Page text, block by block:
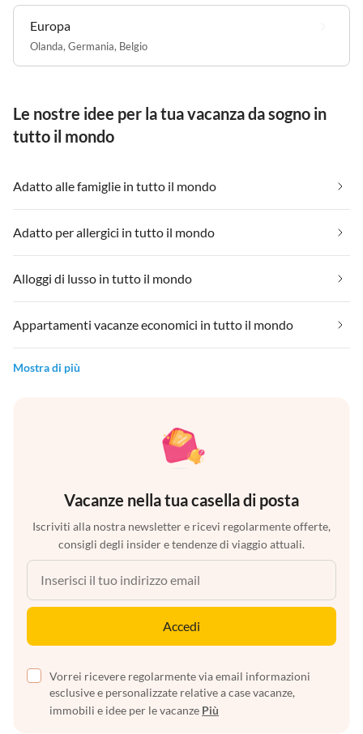
Europa
Olanda, Germania, Belgio
Le nostre idee per la tua vacanza da sogno in
tutto il mondo
Adatto alle famiglie in tutto il mondo
Adatto per allergici in tutto il mondo
Alloggi di lusso in tutto il mondo
Appartamenti vacanze economici in tutto il mondo
Mostra di più
Vacanze nella tua casella di posta
Iscriviti alla nostra newsletter e ricevi regolarmente offerte,
consigli degli insider e tendenze di viaggio attuali.
Accedi
Vorrei ricevere regolarmente via email informazioni
esclusive e personalizzate relative a case vacanze,
immobili e idee per le vacanze Più